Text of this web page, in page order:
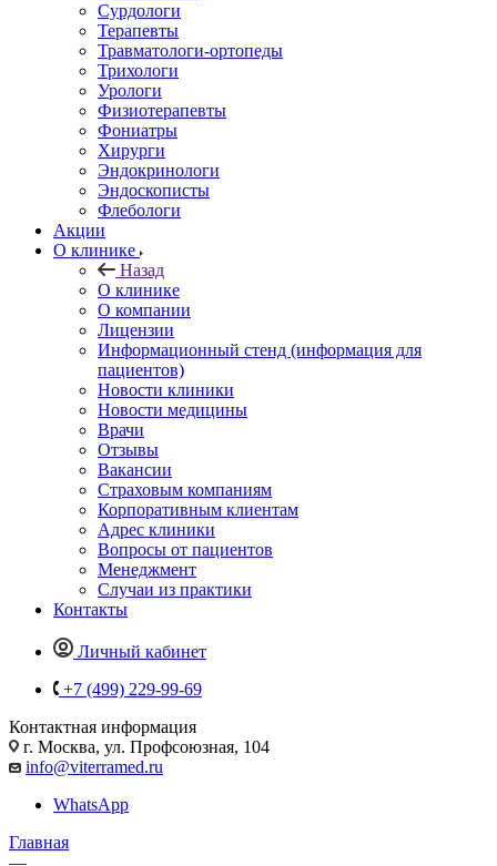
Сурдологи
Терапевты
Травматологи-ортопеды
Трихологи
Урологи
Физиотерапевты
Фониатры
Хирурги
Эндокринологи
Эндоскописты
Флебологи
Акции
О клинике
Назад
О клинике
О компании
Лицензии
Информационный стенд (информация для
пациентов)
Новости клиники
Новости медицины
Врачи
Отзывы
Вакансии
Страховым компаниям
Корпоративным клиентам
Адрес клиники
Вопросы от пациентов
Менеджмент
Случаи из практики
Контакты
Личный кабинет
+7 (499) 229-99-69
Контактная информация
г. Москва, ул. Профсоюзная, 104
info@viterramed.ru
WhatsApp
Главная
—